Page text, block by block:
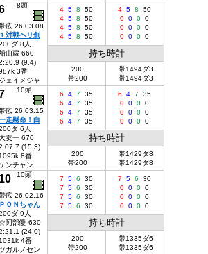
8頭
広 26.03.08
１対戦ヘリ創
ダ 8人
山蔵 660
(9.4)
3番
ジェイメジャ
4 5 8
50
4 5 8
50
4 5 8
50
4 5 8 50
4 5 8
50
0 0 0 0
0 0 0 0
0 0 0 0
持ち時計
200
帯200
帯1494ダ3
帯1494ダ3
10頭
広 26.03.15
走懸命！白
ダ 6人
友一 670
(15.3)
1095k 8番
ンチャン
6 4 7
35
6
4 7
35
6
4 7
35
6
4 7 35
6 4 7
35
0 0 0 0
0 0 0 0
0 0 0 0
持ち時計
200
帯200
帯1429ダ8
帯1429ダ8
10 10頭
広 26.02.16
ＰＯＮちゃん
ダ 9人
☆阿部優 630
(24.0)
1031k 4番
ガルノセン
7 5 6
30
7
5 6
30
7
5 6
30
7
5 6 30
7 5 6
30
0 0 0 0
0 0 0 0
0 0 0 0
持ち時計
200
帯200
帯1335ダ6
帯1335ダ6